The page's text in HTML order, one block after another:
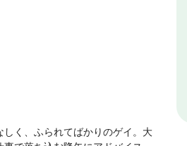
く、ふられてばかりのゲイ。大